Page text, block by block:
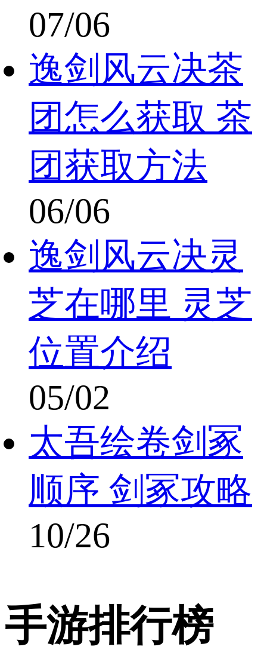
07/06
逸剑风云决茶
团怎么获取 茶
团获取方法
06/06
逸剑风云决灵
芝在哪里 灵芝
位置介绍
05/02
太吾绘卷剑冢
顺序 剑冢攻略
10/26
手游排行榜